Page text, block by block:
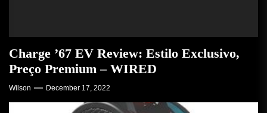
Charge ’67 EV Review: Estilo Exclusivo,
Preço Premium – WIRED
Wilson December 17, 2022